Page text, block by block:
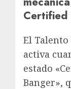
Certified
El Talento
activa
estado
Banger»,